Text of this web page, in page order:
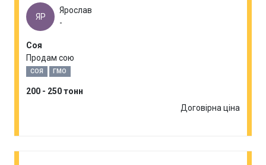
ЯР
Ярослав
-
Соя
Продам сою
СОЯ ГМО
200 - 250 тонн
Договірна ціна